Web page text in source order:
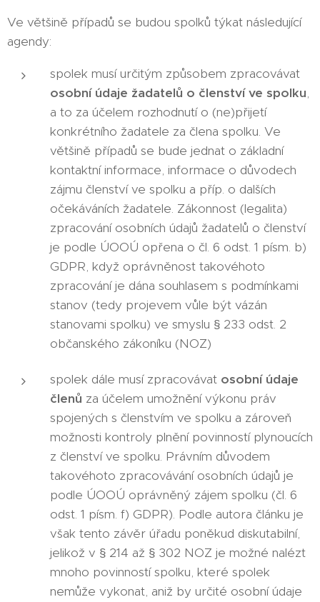
Ve většině případů se budou spolků týkat následující
agendy:
spolek musí určitým způsobem zpracovávat
osobní údaje žadatelů o členství ve spolku,
a to za účelem rozhodnutí o (ne)přijetí
konkrétního žadatele za člena spolku. Ve
většině případů se bude jednat o základní
kontaktní informace, informace o důvodech
zájmu členství ve spolku a příp. o dalších
očekáváních žadatele. Zákonnost (legalita)
zpracování osobních údajů žadatelů o členství
je podle ÚOOÚ opřena o čl. 6 odst. 1 písm. b)
GDPR, když oprávněnost takovéhoto
zpracování je dána souhlasem s podmínkami
stanov (tedy projevem vůle být vázán
stanovami spolku) ve smyslu § 233 odst. 2
občanského zákoníku (NOZ)
spolek dále musí zpracovávat osobní údaje
členů za účelem umožnění výkonu práv
spojených s členstvím ve spolku a zároveň
možnosti kontroly plnění povinností plynoucích
z členství ve spolku. Právním důvodem
takovéhoto zpracovávání osobních údajů je
podle ÚOOÚ oprávněný zájem spolku (čl. 6
odst. 1 písm. f) GDPR). Podle autora článku je
však tento závěr úřadu poněkud diskutabilní,
jelikož v § 214 až § 302 NOZ je možné nalézt
mnoho povinností spolku, které spolek
nemůže vykonat, aniž by určité osobní údaje